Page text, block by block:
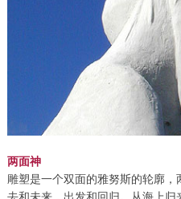
两面神
雕塑是一个双面的雅努斯的轮廓